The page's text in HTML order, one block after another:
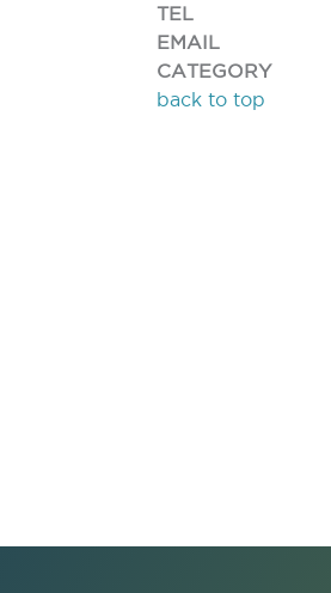
TEL
EMAIL
CATEGORY
back to top